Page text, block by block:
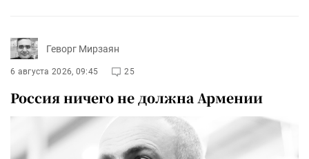
Геворг Мирзаян
6 августа 2026, 09:45 25
Россия ничего не должна Армении